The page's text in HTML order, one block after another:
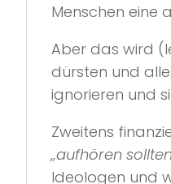
Menschen eine
Aber das wird
dürsten und
ignorieren und
Zweitens
„aufhören
Ideologen und